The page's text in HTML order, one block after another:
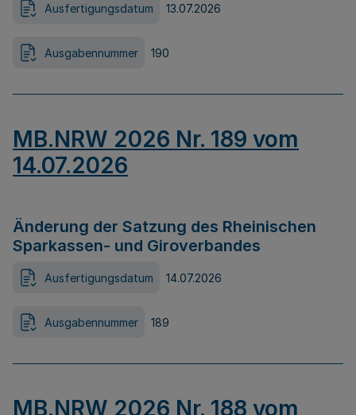
Ausfertigungsdatum 13.07.2026
Ausgabennummer 190
MB.NRW 2026 Nr. 189 vom
14.07.2026
Änderung der Satzung des Rheinischen
Sparkassen- und Giroverbandes
Ausfertigungsdatum 14.07.2026
Ausgabennummer 189
MB.NRW 2026 Nr. 188 vom